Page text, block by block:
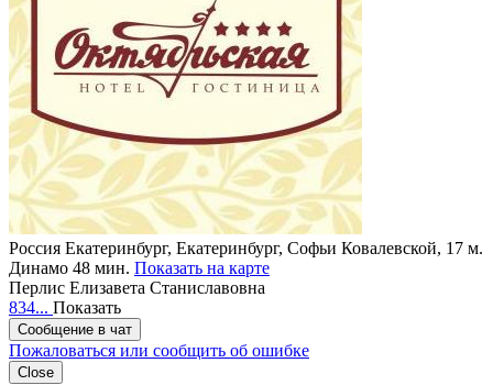
Россия Екатеринбург, Екатеринбург, Софьи Ковалевской, 17 м.
Динамо 48 мин. Показать на карте
Перлис Елизавета Станиславовна
834... Показать
Сообщение в чат
Пожаловаться или сообщить об ошибке
Close